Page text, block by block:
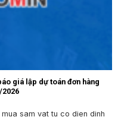
giá lập dự toán đơn hàng
2026
sam vat tu co dien dinh